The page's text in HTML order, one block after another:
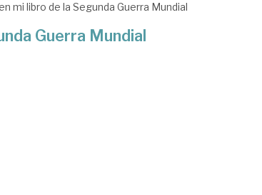
mi libro de la Segunda Guerra Mundial
Guerra Mundial